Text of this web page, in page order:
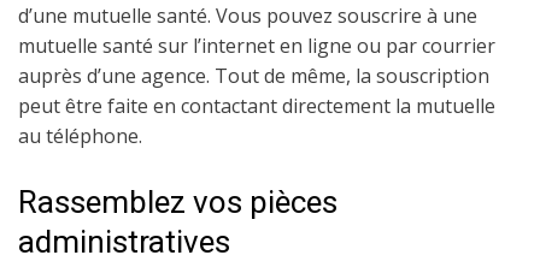
d’une mutuelle santé. Vous pouvez souscrire à une
mutuelle santé sur l’internet en ligne ou par courrier
auprès d’une agence. Tout de même, la souscription
peut être faite en contactant directement la mutuelle
au téléphone.
Rassemblez vos pièces
administratives